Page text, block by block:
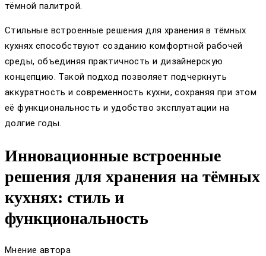
тёмной палитрой.
Стильные встроенные решения для хранения в тёмных
кухнях способствуют созданию комфортной рабочей
среды, объединяя практичность и дизайнерскую
концепцию. Такой подход позволяет подчеркнуть
аккуратность и современность кухни, сохраняя при этом
её функциональность и удобство эксплуатации на
долгие годы.
Инновационные встроенные
решения для хранения на тёмных
кухнях: стиль и
функциональность
Мнение автора